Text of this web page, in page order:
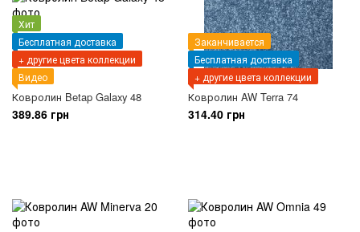
Хит
Бесплатная доставка
+ другие цвета коллекции
Видео
Ковролин Betap Galaxy 48
389.86 грн
Заканчивается
Бесплатная доставка
+ другие цвета коллекции
Ковролин AW Terra 74
314.40 грн